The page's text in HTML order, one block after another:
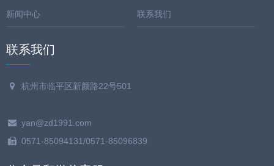
新闻中心 联系我们
联系我们
杭州市临平区新颜路22号501
yan@zd1991.com
0571-85094131/0571-85096839